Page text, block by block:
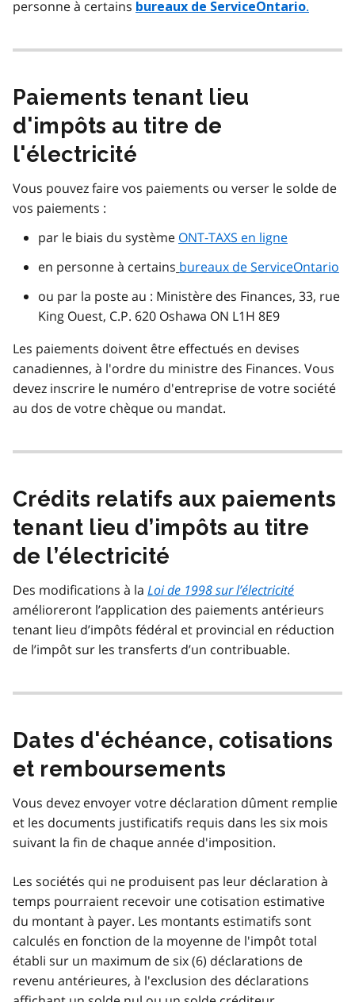
personne à certains bureaux de ServiceOntario.
Paiements tenant lieu
d'impôts au titre de
l'électricité
Vous pouvez faire vos paiements ou verser le solde de
vos paiements :
par le biais du système ONT‑TAXS en ligne
en personne à certains bureaux de ServiceOntario
ou par la poste au : Ministère des Finances, 33, rue
King Ouest, C.P. 620 Oshawa ON L1H 8E9
Les paiements doivent être effectués en devises
canadiennes, à l'ordre du ministre des Finances. Vous
devez inscrire le numéro d'entreprise de votre société
au dos de votre chèque ou mandat.
Crédits relatifs aux paiements
tenant lieu d’impôts au titre
de l’électricité
Des modifications à la Loi de 1998 sur l’électricité
amélioreront l’application des paiements antérieurs
tenant lieu d’impôts fédéral et provincial en réduction
de l’impôt sur les transferts d’un contribuable.
Dates d'échéance, cotisations
et remboursements
Vous devez envoyer votre déclaration dûment remplie
et les documents justificatifs requis dans les six mois
suivant la fin de chaque année d'imposition.
Les sociétés qui ne produisent pas leur déclaration à
temps pourraient recevoir une cotisation estimative
du montant à payer. Les montants estimatifs sont
calculés en fonction de la moyenne de l'impôt total
établi sur un maximum de six (6) déclarations de
revenu antérieures, à l'exclusion des déclarations